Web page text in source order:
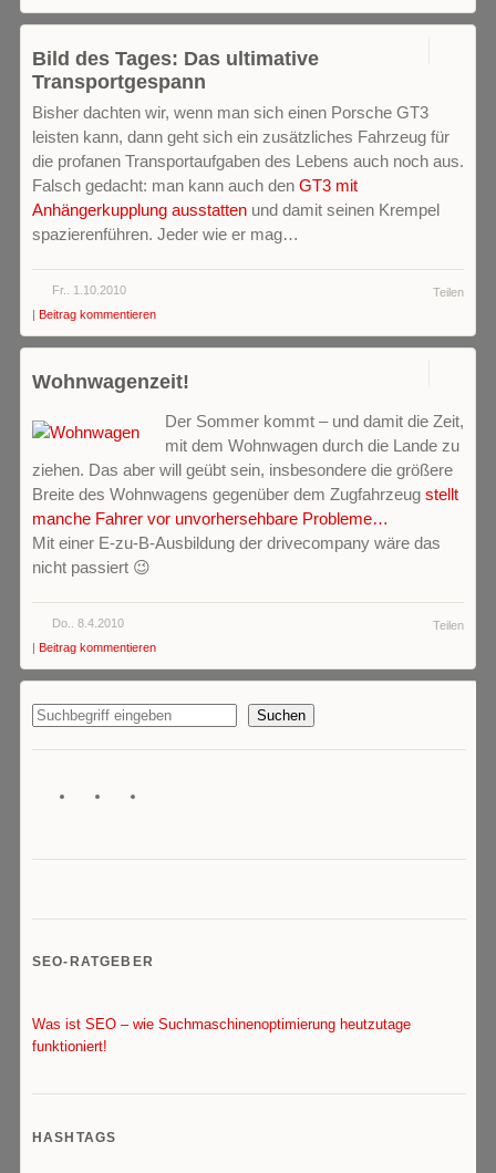
Bild des Tages: Das ultimative
Transportgespann
Bisher dachten wir, wenn man sich einen Porsche GT3
leisten kann, dann geht sich ein zusätzliches Fahrzeug für
die profanen Transportaufgaben des Lebens auch noch aus.
Falsch gedacht: man kann auch den GT3 mit
Anhängerkupplung ausstatten und damit seinen Krempel
spazierenführen. Jeder wie er mag…
Teilen
Fr.. 1.10.2010
Beitrag kommentieren
Wohnwagenzeit!
Der Sommer kommt – und damit die Zeit,
mit dem Wohnwagen durch die Lande zu
ziehen. Das aber will geübt sein, insbesondere die größere
Breite des Wohnwagens gegenüber dem Zugfahrzeug stellt
manche Fahrer vor unvorhersehbare Probleme…
Mit einer E-zu-B-Ausbildung der drivecompany wäre das
nicht passiert 😉
Teilen
Do.. 8.4.2010
Beitrag kommentieren
Suchen
SEO-RATGEBER
Was ist SEO – wie Suchmaschinenoptimierung heutzutage
funktioniert!
HASHTAGS